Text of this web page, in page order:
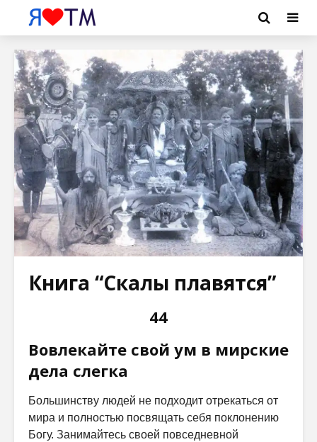
Книга “Скалы плавятся”
44
Вовлекайте свой ум в мирские
дела слегка
Большинству людей не подходит отрекаться от
мира и полностью посвящать себя поклонению
Богу. Занимайтесь своей повседневной